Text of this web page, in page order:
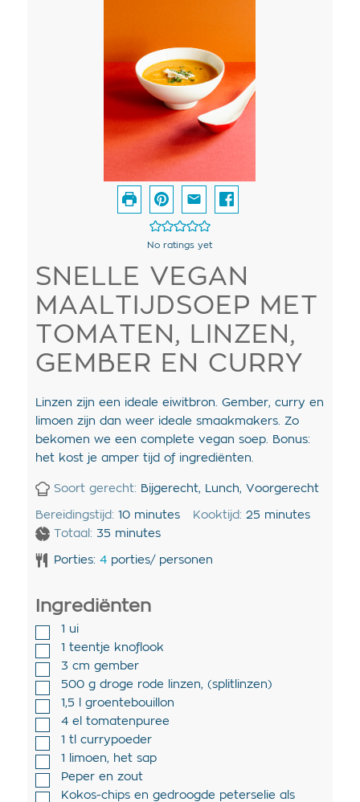
No ratings yet
SNELLE VEGAN
MAALTIJDSOEP MET
TOMATEN, LINZEN,
GEMBER EN CURRY
Linzen zijn een ideale eiwitbron. Gember, curry en
limoen zijn dan weer ideale smaakmakers. Zo
bekomen we een complete vegan soep. Bonus:
het kost je amper tijd of ingrediënten.
Soort gerecht: Bijgerecht, Lunch, Voorgerecht
Bereidingstijd: 10 minutes Kooktijd:25 minutes
Totaal: 35 minutes
Porties: 4 porties/ personen
Ingrediënten
1 ui
1 teentje knoflook
3 cm gember
500 g droge rode linzen, (splitlinzen)
1,5
groentebouillon
4 el
tomatenpuree
1 tl currypoeder
1
limoen, het sap
Peper en zout
Kokos-chips en gedroogde peterselie als